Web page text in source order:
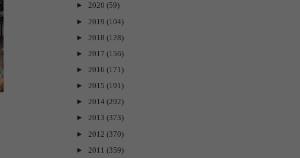
► 2020 (59)
► 2019 (104)
► 2018 (128)
► 2017 (156)
► 2016 (171)
► 2015 (191)
► 2014 (292)
► 2013 (373)
► 2012 (370)
► 2011 (359)